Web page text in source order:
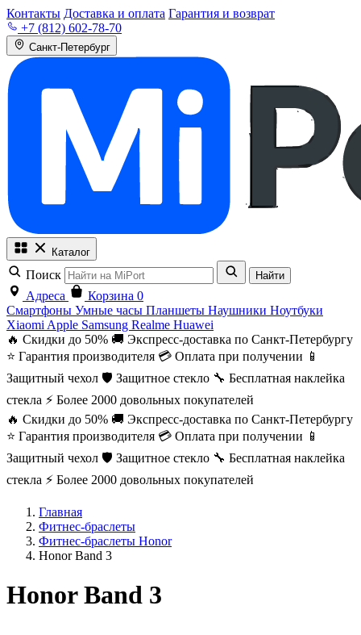
Контакты Доставка и оплата Гарантия и возврат
+7 (812) 602-78-70
Санкт-Петербург
Каталог
Поиск Найти
Адреса Корзина 0
Смартфоны Умные часы Планшеты Наушники Ноутбуки
Xiaomi Apple Samsung Realme Huawei
🔥 Скидки до 50% 🚚 Экспресс-доставка по Санкт-Петербургу
⭐ Гарантия производителя 💳 Оплата при получении 📱
Защитный чехол 🛡️ Защитное стекло 🔧 Бесплатная наклейка
стекла ⚡ Более 2000 довольных покупателей
🔥 Скидки до 50% 🚚 Экспресс-доставка по Санкт-Петербургу
⭐ Гарантия производителя 💳 Оплата при получении 📱
Защитный чехол 🛡️ Защитное стекло 🔧 Бесплатная наклейка
стекла ⚡ Более 2000 довольных покупателей
Главная
Фитнес-браслеты
Фитнес-браслеты Honor
Honor Band 3
Honor Band 3